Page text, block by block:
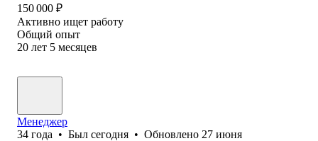
150 000 ₽
Активно ищет работу
Общий опыт
20 лет 5 месяцев
Менеджер
34 года • Был сегодня • Обновлено 27 июня